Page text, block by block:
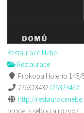
Restaurace Nebe
Restaurace
Prokopa Holého 145/
725323432725323432
http://
prodej s sebou a rozvoz